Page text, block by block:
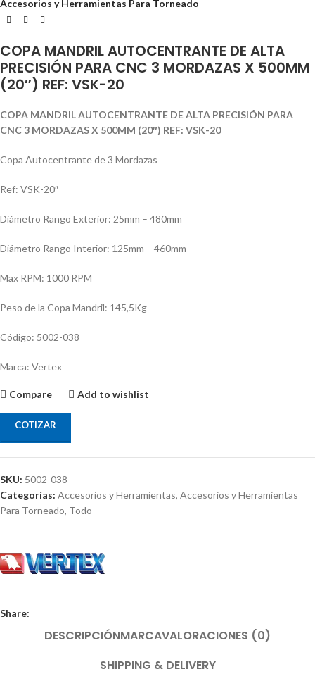
Accesorios y Herramientas Para Torneado
COPA MANDRIL AUTOCENTRANTE DE ALTA
PRECISIÓN PARA CNC 3 MORDAZAS X 500MM
(20″) REF: VSK-20
COPA MANDRIL AUTOCENTRANTE DE ALTA PRECISIÓN PARA
CNC 3 MORDAZAS X 500MM (20″) REF: VSK-20
Copa Autocentrante de 3 Mordazas
Ref: VSK-20″
Diámetro Rango Exterior: 25mm – 480mm
Diámetro Rango Interior: 125mm – 460mm
Max RPM: 1000 RPM
Peso de la Copa Mandril: 145,5Kg
Código: 5002-038
Marca: Vertex
Compare Add to wishlist
COTIZAR
SKU: 5002-038
Categorías: Accesorios y Herramientas, Accesorios y Herramientas
Para Torneado, Todo
Share:
DESCRIPCIÓNMARCAVALORACIONES (0)
SHIPPING & DELIVERY